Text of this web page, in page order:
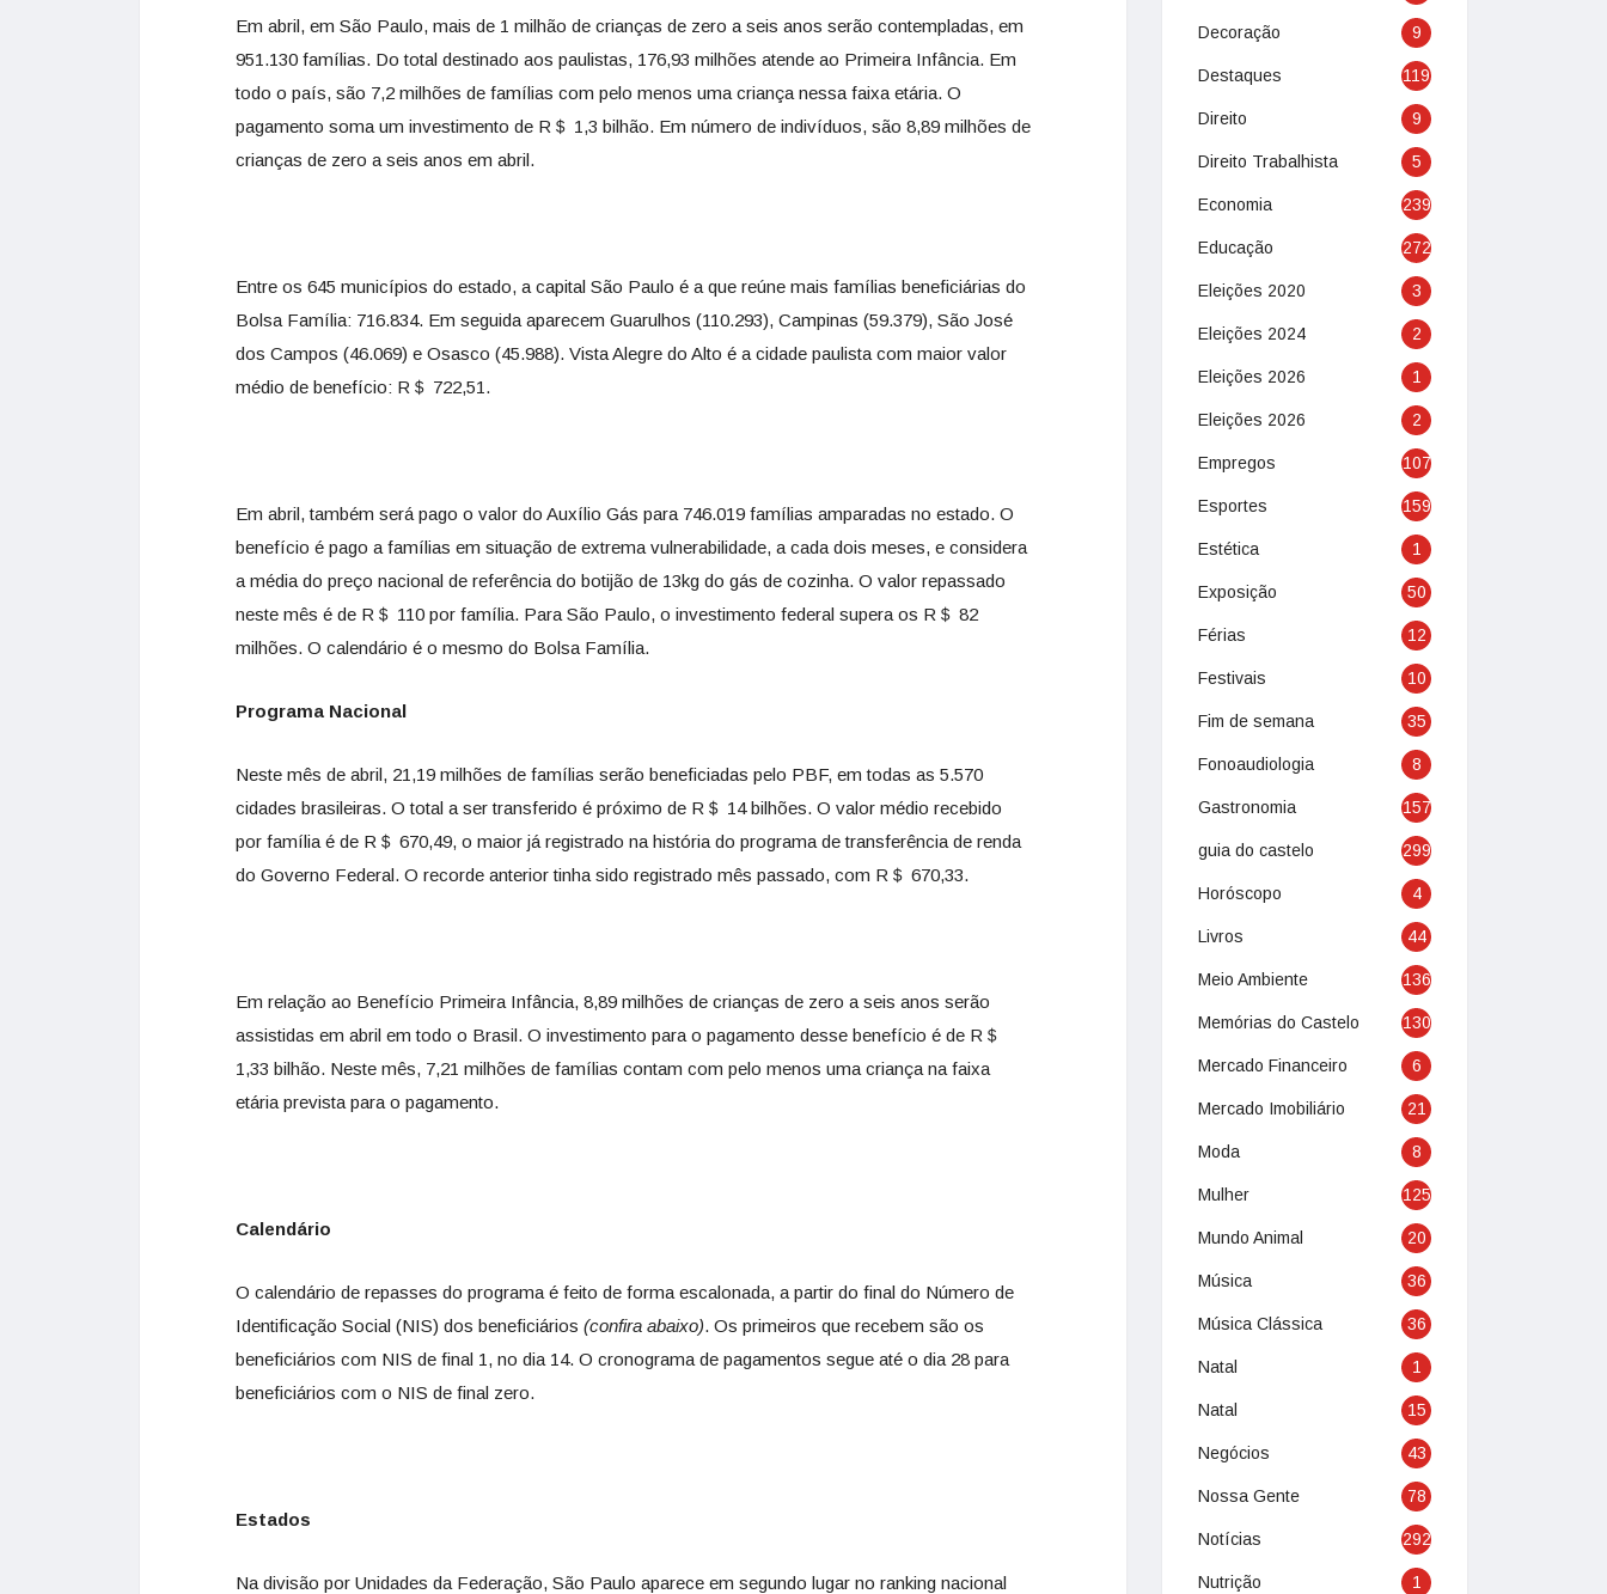
Em abril, em São Paulo, mais de 1 milhão de crianças de zero a seis anos serão contempladas, em
951.130 famílias. Do total destinado aos paulistas, 176,93 milhões atende ao Primeira Infância. Em
todo o país, são 7,2 milhões de famílias com pelo menos uma criança nessa faixa etária. O
pagamento soma um investimento de R＄ 1,3 bilhão. Em número de indivíduos, são 8,89 milhões de
crianças de zero a seis anos em abril.
Entre os 645 municípios do estado, a capital São Paulo é a que reúne mais famílias beneficiárias do
Bolsa Família: 716.834. Em seguida aparecem Guarulhos (110.293), Campinas (59.379), São José
dos Campos (46.069) e Osasco (45.988). Vista Alegre do Alto é a cidade paulista com maior valor
médio de benefício: R＄ 722,51.
Em abril, também será pago o valor do Auxílio Gás para 746.019 famílias amparadas no estado. O
benefício é pago a famílias em situação de extrema vulnerabilidade, a cada dois meses, e considera
a média do preço nacional de referência do botijão de 13kg do gás de cozinha. O valor repassado
neste mês é de R＄ 110 por família. Para São Paulo, o investimento federal supera os R＄ 82
milhões. O calendário é o mesmo do Bolsa Família.
Programa Nacional
Neste mês de abril, 21,19 milhões de famílias serão beneficiadas pelo PBF, em todas as 5.570
cidades brasileiras. O total a ser transferido é próximo de R＄ 14 bilhões. O valor médio recebido
por família é de R＄ 670,49, o maior já registrado na história do programa de transferência de renda
do Governo Federal. O recorde anterior tinha sido registrado mês passado, com R＄ 670,33.
Em relação ao Benefício Primeira Infância, 8,89 milhões de crianças de zero a seis anos serão
assistidas em abril em todo o Brasil. O investimento para o pagamento desse benefício é de R＄
1,33 bilhão. Neste mês, 7,21 milhões de famílias contam com pelo menos uma criança na faixa
etária prevista para o pagamento.
Calendário
O calendário de repasses do programa é feito de forma escalonada, a partir do final do Número de
Identificação Social (NIS) dos beneficiários (confira abaixo). Os primeiros que recebem são os
beneficiários com NIS de final 1, no dia 14. O cronograma de pagamentos segue até o dia 28 para
beneficiários com o NIS de final zero.
Estados
Na divisão por Unidades da Federação, São Paulo aparece em segundo lugar no ranking nacional
Decoração 9
Destaques 119
Direito 9
Direito Trabalhista 5
Economia 239
Educação 272
Eleições 2020 3
Eleições 2024 2
Eleições 2026 1
Eleições 2026 2
Empregos 107
Esportes 159
Estética 1
Exposição 50
Férias 12
Festivais 10
Fim de semana 35
Fonoaudiologia 8
Gastronomia 157
guia do castelo 299
Horóscopo 4
Livros 44
Meio Ambiente 136
Memórias do Castelo 130
Mercado Financeiro 6
Mercado Imobiliário 21
Moda 8
Mulher 125
Mundo Animal 20
Música 36
Música Clássica 36
Natal 1
Natal 15
Negócios 43
Nossa Gente 78
Notícias 292
Nutrição 1